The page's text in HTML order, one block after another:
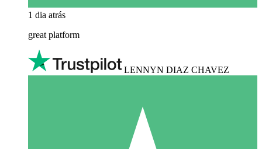
1 dia atrás
great platform
LENNYN DIAZ CHAVEZ